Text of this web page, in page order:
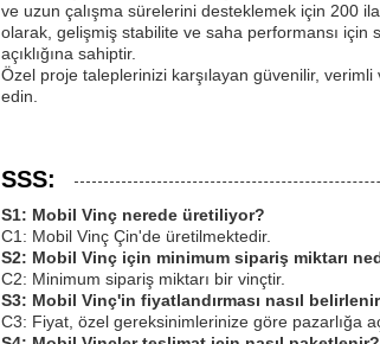
ve uzun çalışma sürelerini desteklemek için 200
olarak, gelişmiş stabilite ve saha performansı için
açıklığına sahiptir.
Özel proje taleplerinizi karşılayan güvenilir,
edin.
SSS:
S1: Mobil Vinç nerede üretiliyor?
C1: Mobil Vinç Çin'de üretilmektedir.
S2: Mobil Vinç için minimum sipariş miktarı
C2: Minimum sipariş miktarı bir vinçtir.
S3: Mobil Vinç'in fiyatlandırması nasıl
C3: Fiyat, özel gereksinimlerinize göre pazarlığa